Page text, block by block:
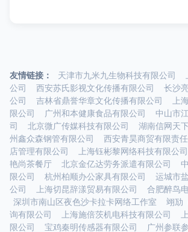
友情链接： 天津市九米九生物科技有限公司
公司
西安苏氏影视文化传播有限公司
长沙
公司
吉林省鼎誉华章文化传播有限公司
上
限公司
广州和本健康食品有限公司
中山市
司
北京微广传媒科技有限公司 湖南信网天
州鑫众森钢管有限公司
西安青昊商贸有限责
店管理有限公司
上海钰彬黎网络科技有限公司
艳尚茶餐厅
北京金亿达劳务派遣有限公司
限公司
杭州柏顺办公家具有限公司
运城市
公司
上海切昆辞漾贸易有限公司
合肥醉鸟
深圳市南山区夜色沙卡拉卡网络工作室
翊劢
询有限公司
上海施倍茨机电科技有限公司
限公司
宝鸡秦明传感器有限公司 广州参联